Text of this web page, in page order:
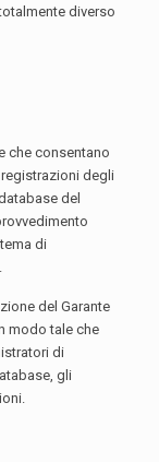
diverso
che consentano
degli
del
di
del Garante
modo tale che
di
gli